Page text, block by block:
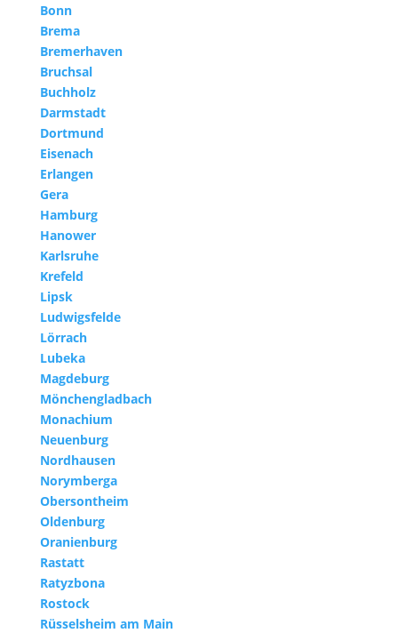
Bonn
Brema
Bremerhaven
Bruchsal
Buchholz
Darmstadt
Dortmund
Eisenach
Erlangen
Gera
Hamburg
Hanower
Karlsruhe
Krefeld
Lipsk
Ludwigsfelde
Lörrach
Lubeka
Magdeburg
Mönchengladbach
Monachium
Neuenburg
Nordhausen
Norymberga
Obersontheim
Oldenburg
Oranienburg
Rastatt
Ratyzbona
Rostock
Rüsselsheim am Main